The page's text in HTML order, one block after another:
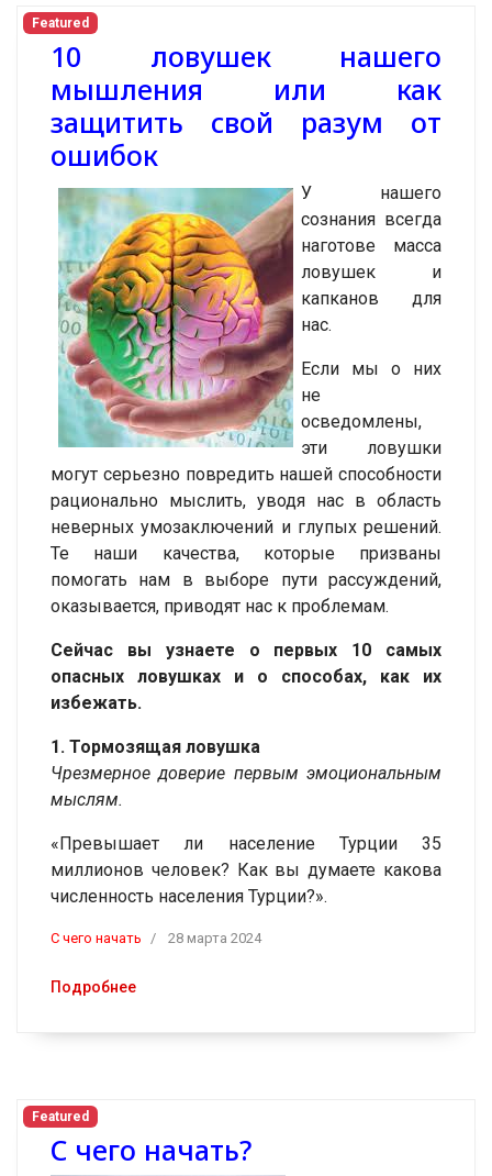
Featured
10 ловушек нашего
мышления или как
защитить свой разум от
ошибок
У нашего
сознания всегда
наготове масса
ловушек и
капканов для
нас.
Если мы о них
не
осведомлены,
эти ловушки
могут серьезно повредить нашей способности
рационально мыслить, уводя нас в область
неверных умозаключений и глупых решений.
Те наши качества, которые призваны
помогать нам в выборе пути рассуждений,
оказывается, приводят нас к проблемам.
Сейчас вы узнаете о первых 10 самых
опасных ловушках и о способах, как их
избежать.
1. Тормозящая ловушка
Чрезмерное доверие первым эмоциональным
мыслям.
«Превышает ли население Турции 35
миллионов человек? Как вы думаете какова
численность населения Турции?».
C чего начать 28 марта 2024
Подробнее
Featured
С чего начать?